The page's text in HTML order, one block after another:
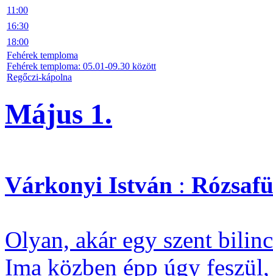
11:00
16:30
18:00
Fehérek temploma
Fehérek temploma: 05.01-09.30 között
Regőczi-kápolna
Május 1.
Várkonyi István :
Olyan, akár egy szent
Ima közben épp úgy